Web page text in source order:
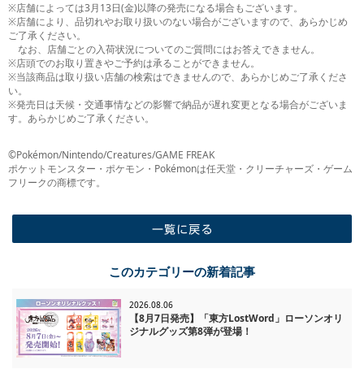
※店舗によっては3月13日(金)以降の発売になる場合もございます。
※店舗により、品切れやお取り扱いのない場合がございますので、あらかじめ
ご了承ください。
なお、店舗ごとの入荷状況についてのご質問にはお答えできません。
※店頭でのお取り置きやご予約は承ることができません。
※当該商品は取り扱い店舗の検索はできませんので、あらかじめご了承くださ
い。
※発売日は天候・交通事情などの影響で納品が遅れ変更となる場合がございま
す。あらかじめご了承ください。
©Pokémon/Nintendo/Creatures/GAME FREAK
ポケットモンスター・ポケモン・Pokémonは任天堂・クリーチャーズ・ゲーム
フリークの商標です。
このカテゴリーの新着記事
2026.08.06
【8月7日発売】「東方LostWord」ローソンオリ
ジナルグッズ第8弾が登場！